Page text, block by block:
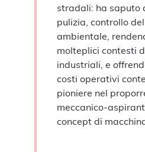
stradali: ha saputo
pulizia, controllo
ambientale,
molteplici contesti
industriali, e
costi operativi
pioniere nel
concept di